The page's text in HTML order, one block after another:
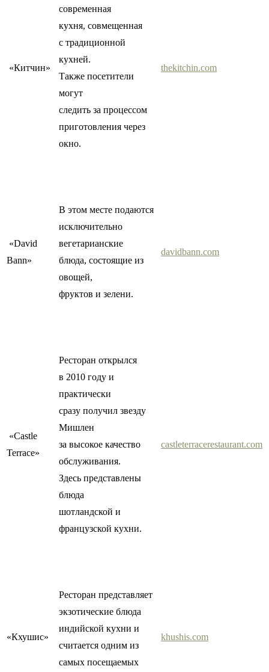
«Китчин»
современная
кухня, совмещенная
с традиционной
кухней.
Также посетители
могут
следить за процессом
приготовления через
окно.
thekitchin.com
«David
Bann»
В этом месте подаются
исключительно
вегетарианские
блюда, состоящие из
овощей,
фруктов и зелени.
davidbann.com
«Castle
Terrace»
Ресторан открылся
в 2010 году и
практически
сразу получил звезду
Мишлен
за высокое качество
обслуживания.
Здесь представлены
блюда
шотландской и
французской кухни.
castleterracerestaurant.com
«Кхушис»
Ресторан представляет
экзотические блюда
индийской кухни и
считается одним из
самых посещаемых
khushis.com